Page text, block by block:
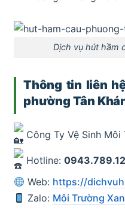
Dịch vụ hút hầm
Thông tin liên
phường Tân
Công Ty Vệ Sinh Môi
Hotline:
Web: https://
Zalo: Môi Trường